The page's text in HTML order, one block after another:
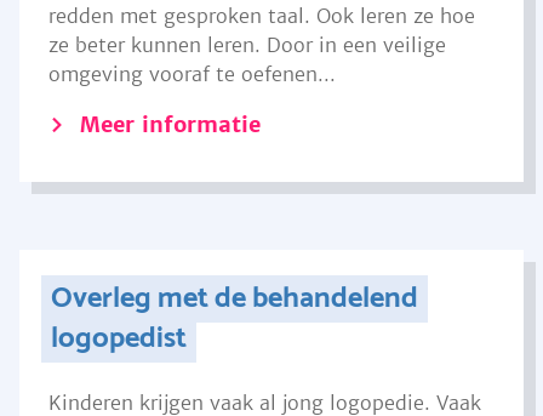
redden met gesproken taal. Ook leren ze hoe
ze beter kunnen leren. Door in een veilige
omgeving vooraf te oefenen...
Meer informatie
Overleg met de behandelend
logopedist
Kinderen krijgen vaak al jong logopedie. Vaak